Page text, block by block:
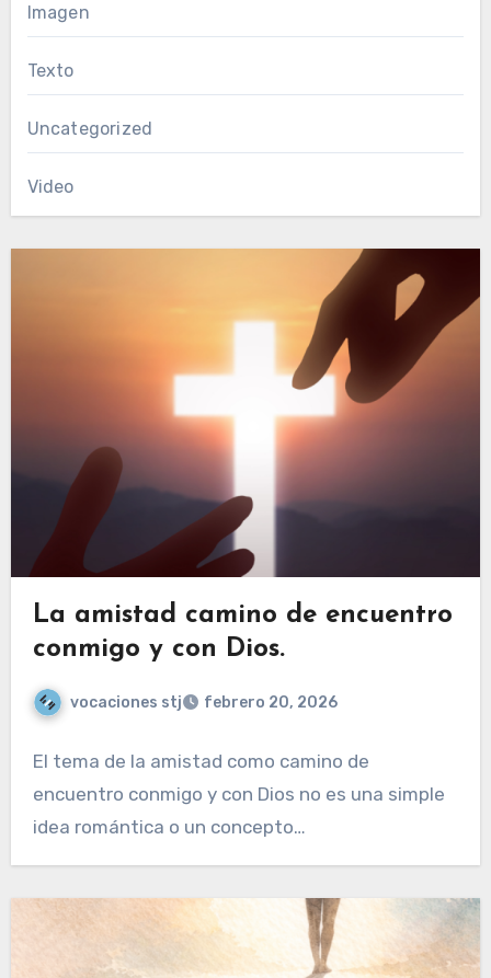
Imagen
Texto
Uncategorized
Video
La amistad camino de encuentro
conmigo y con Dios.
vocaciones stj febrero 20, 2026
El tema de la amistad como camino de
encuentro conmigo y con Dios no es una simple
idea romántica o un concepto…